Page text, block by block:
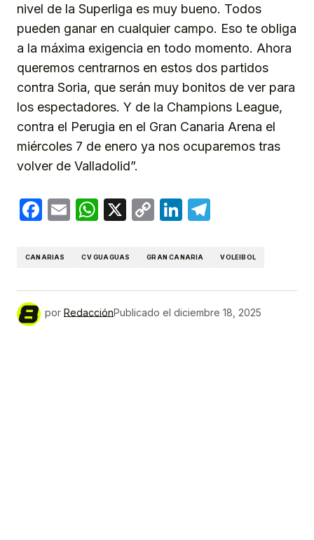
nivel de la Superliga es muy bueno. Todos
pueden ganar en cualquier campo. Eso te obliga
a la máxima exigencia en todo momento. Ahora
queremos centrarnos en estos dos partidos
contra Soria, que serán muy bonitos de ver para
los espectadores. Y de la Champions League,
contra el Perugia en el Gran Canaria Arena el
miércoles 7 de enero ya nos ocuparemos tras
volver de Valladolid”.
Facebook
EmailWhatsApp
X
CopyLinkedIn
CANARIAS CV GUAGUAS GRAN CANARIA VOLEIBOL
por RedacciónPublicado el diciembre 18, 2025